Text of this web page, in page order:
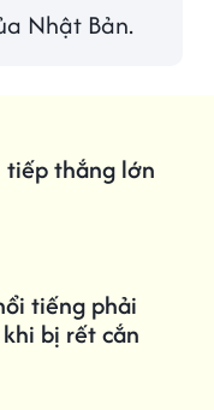
Nhật Bản.
thắng lớn
tiếng phải
bị rết cắn